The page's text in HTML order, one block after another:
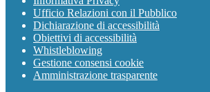
Ufficio Relazioni con il Pubblico
Dichiarazione di accessibilità
Obiettivi di accessibilità
Whistleblowing
Gestione consensi cookie
Amministrazione trasparente